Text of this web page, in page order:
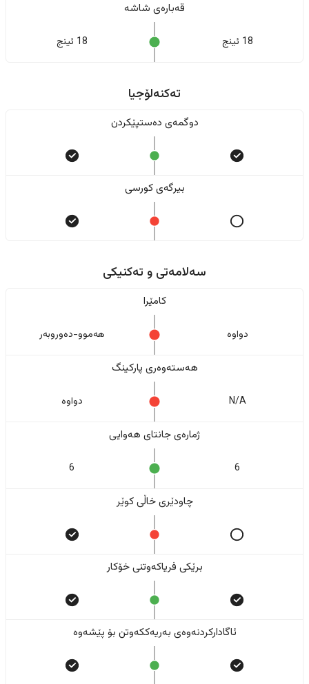
قەبارەی شاشە
18 ئینج 18 ئینج
تەکنەلۆجیا
دوگمەی دەستپێکردن
بیرگەی کورسی
سەلامەتی و تەکنیکی
کامێرا
دواوە هەموو-دەوروبەر
هەستەوەری پارکینگ
N/A دواوە
ژمارەی جانتای هەوایی
6
6
چاودێری خاڵی کوێر
برێکی فریاکەوتنی خۆکار
ئاگادارکردنەوەی بەریەککەوتن بۆ پێشەوە